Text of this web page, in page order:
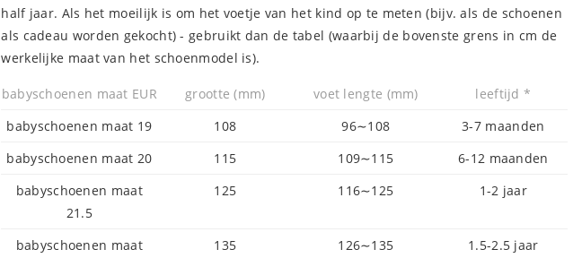
half jaar. Als het moeilijk is om het voetje van het kind op te meten (bijv. als de schoenen
als cadeau worden gekocht) - gebruikt dan de tabel (waarbij de bovenste grens in cm de
werkelijke maat van het schoenmodel is).
babyschoenen maat EUR grootte (mm) voet lengte (mm)
leeftijd *
babyschoenen maat 19
108 96∼108 3-7 maanden
babyschoenen maat 20
115 109∼115
6-12 maanden
babyschoenen maat
21.5
125 116∼125 1-2 jaar
babyschoenen maat
135 126∼135 1.5-2.5 jaar